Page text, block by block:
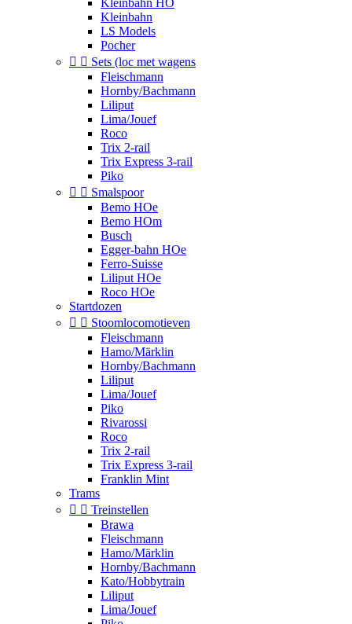
Kleinbahn HO
Kleinbahn
LS Models
Pocher
  Sets (loc met wagens
Fleischmann
Hornby/Bachmann
Liliput
Lima/Jouef
Roco
Trix 2-rail
Trix Express 3-rail
Piko
  Smalspoor
Bemo HOe
Bemo HOm
Busch
Egger-bahn HOe
Ferro-Suisse
Liliput HOe
Roco HOe
Startdozen
  Stoomlocomotieven
Fleischmann
Hamo/Märklin
Hornby/Bachmann
Liliput
Lima/Jouef
Piko
Rivarossi
Roco
Trix 2-rail
Trix Express 3-rail
Franklin Mint
Trams
  Treinstellen
Brawa
Fleischmann
Hamo/Märklin
Hornby/Bachmann
Kato/Hobbytrain
Liliput
Lima/Jouef